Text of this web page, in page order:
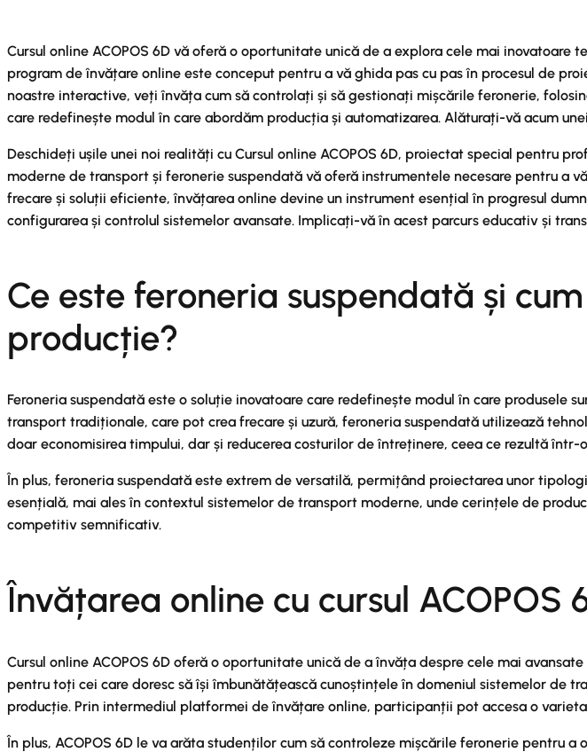
Cursul online ACOPOS 6D vă oferă o oportunitate unică de a explora cele mai
program de învățare online este conceput pentru a vă ghida pas cu pas în procesul de
noastre interactive, veți învăța cum să controlați și să gestionați mișcările feronerie,
care redefinește modul în care abordăm producția și automatizarea. Alăturați-vă acum
Deschideți ușile unei noi realități cu Cursul online ACOPOS 6D, proiectat special pentru
moderne de transport și feronerie suspendată vă oferă instrumentele necesare pentru a
frecare și soluții eficiente, învățarea online devine un instrument esențial în progresul
configurarea și controlul sistemelor avansate. Implicați-vă în acest parcurs educativ și
Ce este feroneria suspendată și
producție?
Feroneria suspendată este o soluție inovatoare care redefinește modul în care
transport tradiționale, care pot crea frecare și uzură, feroneria suspendată utilizează
doar economisirea timpului, dar și reducerea costurilor de întreținere, ceea ce rezultă
În plus, feroneria suspendată este extrem de versatilă, permițând proiectarea unor
esențială, mai ales în contextul sistemelor de transport moderne, unde cerințele de
competitiv semnificativ.
Învățarea online cu cursul
Cursul online ACOPOS 6D oferă o oportunitate unică de a învăța despre cele mai
pentru toți cei care doresc să își îmbunătățească cunoștințele în domeniul sistemelor de
producție. Prin intermediul platformei de învățare online, participanții pot accesa o
În plus, ACOPOS 6D le va arăta studenților cum să controleze mișcările feronerie